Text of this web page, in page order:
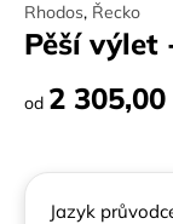
Rhodos, Řecko
Pěší
od 2 305,00
Jazyk